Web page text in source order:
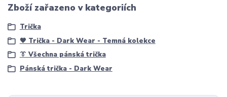
Zboží zařazeno v kategoriích
Trička
🖤 Trička - Dark Wear - Temná kolekce
👔 Všechna pánská trička
Pánská trička - Dark Wear